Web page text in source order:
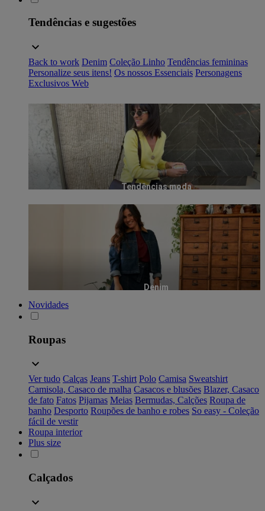
Tendências e sugestões
Back to work Denim Coleção Linho Tendências femininas
Personalize seus itens! Os nossos Essenciais Personagens
Exclusivos Web
Tendências moda
Denim
Novidades
Roupas
Ver tudo Calças Jeans T-shirt Polo Camisa Sweatshirt
Camisola, Casaco de malha Casacos e blusões Blazer, Casaco
de fato Fatos Pijamas Meias Bermudas, Calções Roupa de
banho Desporto Roupões de banho e robes So easy - Coleção
fácil de vestir
Roupa interior
Plus size
Calçados